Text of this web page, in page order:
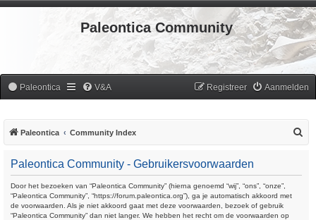
Paleontica Community
Paleontica V&A Aanmelden
Registreer
Paleontica Community Index
Paleontica Community - Gebruikersvoorwaarden
Door het bezoeken van “Paleontica Community” (hierna genoemd “wij”, “ons”, “onze”,
“Paleontica Community”, “https://forum.paleontica.org”), ga je automatisch akkoord met
de voorwaarden. Als je niet akkoord gaat met deze voorwaarden, bezoek of gebruik
“Paleontica Community” dan niet langer. We hebben het recht om de voorwaarden op